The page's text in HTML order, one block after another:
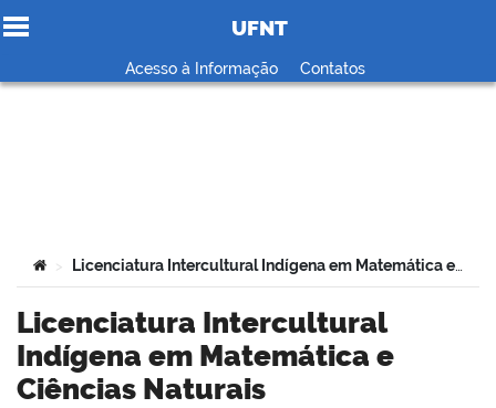
Ir para o conteúdo
UFNT
Acesso à Informação Contatos
Você está aqui:
> Licenciatura Intercultural Indígena em Matemática e Ciências Naturais
Licenciatura Intercultural
Indígena em Matemática e
Ciências Naturais